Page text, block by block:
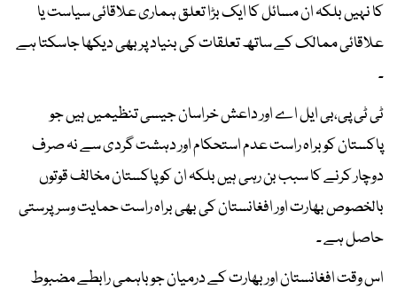
کا نہیں بلکہ ان مسائل کا ایک بڑا تعلق ہماری علاقائی سیاست یا
علاقائی ممالک کے ساتھ تعلقات کی بنیاد پر بھی دیکھا جاسکتا ہے
۔
ٹی ٹی پی،بی ایل اے اور داعش خراسان جیسی تنظیمیں ہیں جو
پاکستان کو براہ راست عدم استحکام اور دہشت گردی سے نہ صرف
دوچار کرنے کا سبب بن رہی ہیں بلکہ ان کو پاکستان مخالف قوتوں
بالخصوص بھارت اور افغانستان کی بھی براہ راست حمایت وسرپرستی
حاصل ہے ۔
اس وقت افغانستان اور بھارت کے درمیان جو باہمی رابطے مضبوط